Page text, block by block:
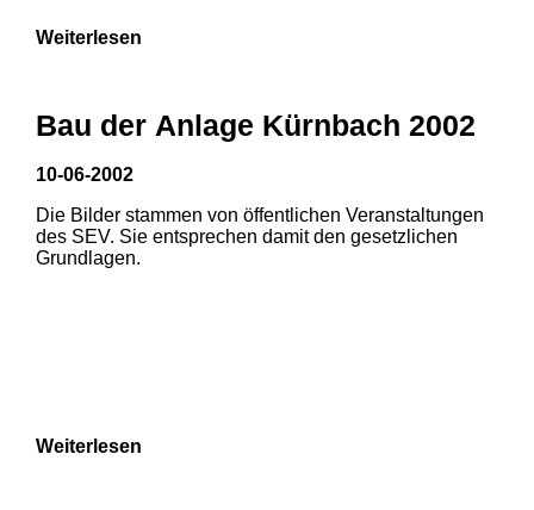
Weiterlesen
Bau der Anlage Kürnbach 2002
10-06-2002
Die Bilder stammen von öffentlichen Veranstaltungen
des SEV. Sie entsprechen damit den gesetzlichen
Grundlagen.
Weiterlesen